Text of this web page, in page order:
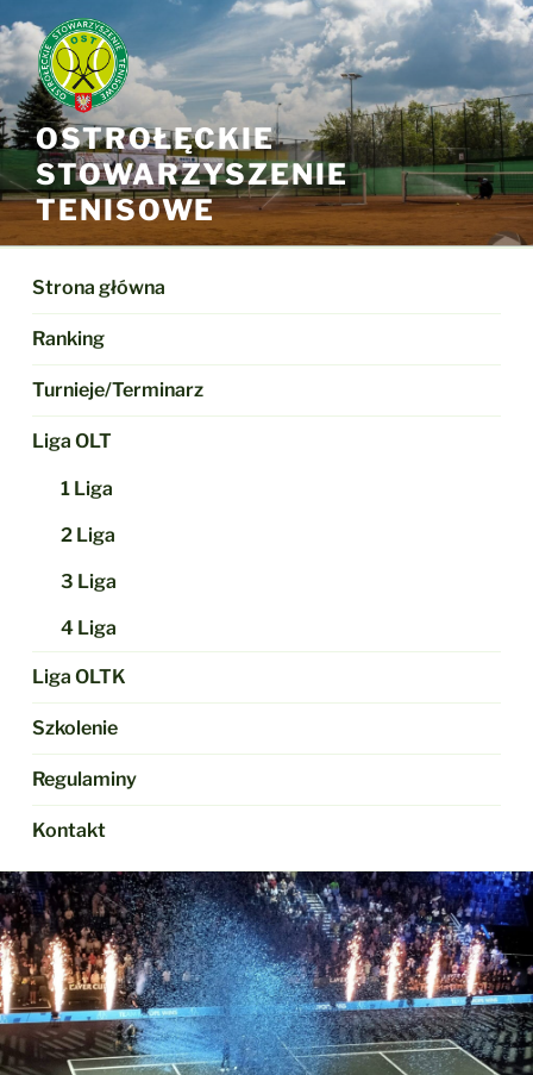
do
treści
OSTROŁĘCKIE
STOWARZYSZENIE
TENISOWE
Strona główna
Ranking
Turnieje/Terminarz
Liga OLT
1 Liga
2 Liga
3 Liga
4 Liga
Liga OLTK
Szkolenie
Regulaminy
Kontakt